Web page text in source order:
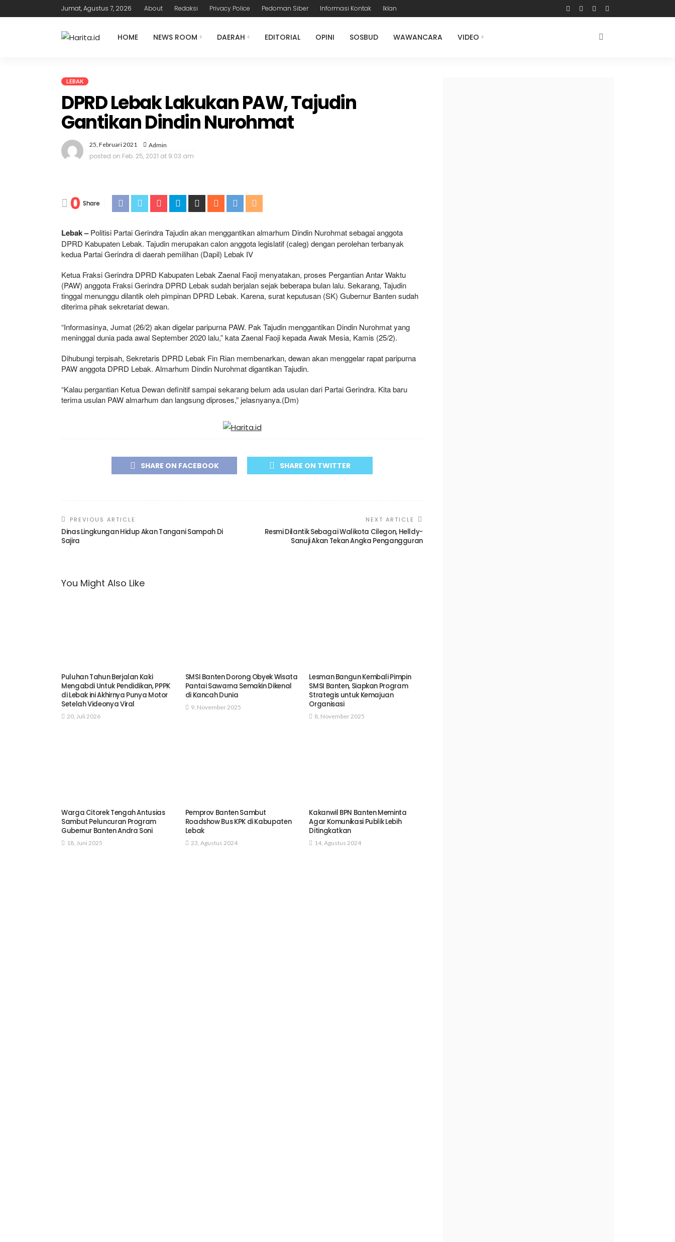
Jumat, Agustus 7, 2026 About Redaksi Privacy Police Pedoman Siber Informasi Kontak Iklan
HOME NEWS ROOM DAERAH EDITORIAL OPINI SOSBUD WAWANCARA VIDEO
LEBAK
DPRD Lebak Lakukan PAW, Tajudin
Gantikan Dindin Nurohmat
25, Februari 2021 Admin
posted on Feb. 25, 2021 at 9:03 am
0 Share
Lebak –Politisi Partai Gerindra Tajudin akan menggantikan almarhum Dindin Nurohmat sebagai anggota
DPRD Kabupaten Lebak. Tajudin merupakan calon anggota legislatif (caleg) dengan perolehan terbanyak
kedua Partai Gerindra di daerah pemilihan (Dapil) Lebak IV
Ketua Fraksi Gerindra DPRD Kabupaten Lebak Zaenal Faoji menyatakan, proses Pergantian Antar Waktu
(PAW) anggota Fraksi Gerindra DPRD Lebak sudah berjalan sejak beberapa bulan lalu. Sekarang, Tajudin
tinggal menunggu dilantik oleh pimpinan DPRD Lebak. Karena, surat keputusan (SK) Gubernur Banten sudah
diterima pihak sekretariat dewan.
“Informasinya, Jumat (26/2) akan digelar paripurna PAW. Pak Tajudin menggantikan Dindin Nurohmat yang
meninggal dunia pada awal September 2020 lalu,” kata Zaenal Faoji kepada Awak Mesia, Kamis (25/2).
Dihubungi terpisah, Sekretaris DPRD Lebak Fin Rian membenarkan, dewan akan menggelar rapat paripurna
PAW anggota DPRD Lebak. Almarhum Dindin Nurohmat digantikan Tajudin.
“Kalau pergantian Ketua Dewan definitif sampai sekarang belum ada usulan dari Partai Gerindra. Kita baru
terima usulan PAW almarhum dan langsung diproses,” jelasnyanya.(Dm)
SHARE ON FACEBOOK SHARE ON TWITTER
PREVIOUS ARTICLE
Dinas Lingkungan Hidup Akan Tangani Sampah Di
Sajira
NEXT ARTICLE
Resmi Dilantik Sebagai Walikota Cilegon, Helldy-
Sanuji Akan Tekan Angka Pengangguran
You Might Also Like
Puluhan Tahun Berjalan Kaki
Mengabdi Untuk Pendidikan, PPPK
di Lebak ini Akhirnya Punya Motor
Setelah Videonya Viral
20, Juli 2026
SMSI Banten Dorong Obyek Wisata
Pantai Sawarna Semakin Dikenal
di Kancah Dunia
9, November 2025
Lesman Bangun Kembali Pimpin
SMSI Banten, Siapkan Program
Strategis untuk Kemajuan
Organisasi
8, November 2025
Warga Citorek Tengah Antusias
Sambut Peluncuran Program
Gubernur Banten Andra Soni
18, Juni 2025
Pemprov Banten Sambut
Roadshow Bus KPK di Kabupaten
Lebak
23, Agustus 2024
Kakanwil BPN Banten Meminta
Agar Komunikasi Publik Lebih
Ditingkatkan
14, Agustus 2024